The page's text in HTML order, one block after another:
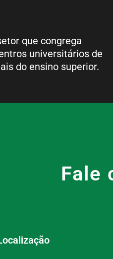
que congrega
universitários de
do ensino superior.
Fale